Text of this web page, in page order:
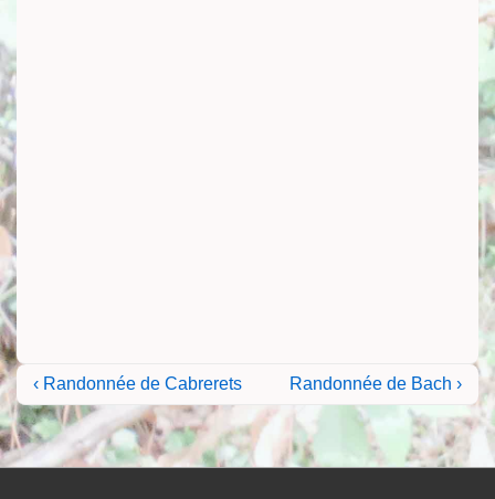
Navigation
de
l’article
Previous
Post
is
‹ Randonnée de Cabrerets
Next
Post
is
Randonnée de Bach ›